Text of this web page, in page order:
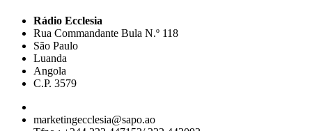
Rádio Ecclesia
Rua Commandante Bula N.º 118
São Paulo
Luanda
Angola
C.P. 3579
marketingecclesia@sapo.ao